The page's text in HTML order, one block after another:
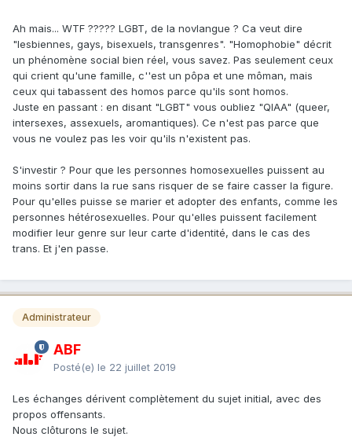
"turbo-bécassines"**) et vos prises de position ineptes
(l'exemple de l'enquête de l'IFLA, relayée ici, est
consternant), vous pouvez toujours trépigner. Vous
dénoncez l'oppression, la ségrégation dont sont l'objet les
homosexuels, c'est très bien et je vous suis. Par contre,
vous semblez très l'aise dans la société telle qu'elle est.
Moi, c'est votre communautarisme étriqué, ce nouveau
conformisme, qui me gonfle : votre hargne à soutenir des
domination, notamment la domination de classe que vous
ignorez, voire que vous méprisez - parce que c'est bien
connu, hein, les prolos sont tous les beaufs et passent
leurs loisirs casser du pédé (ce sont certes pas vos propos
sur ce site mais ceux que j'ai entendu, à plusieurs reprises,
de la bouche de gens comme vous, nouveaux inquisiteurs
l'enseignement supérieur et la recherche. C'est tragique.
(**) Gilles Châtelet.
Ah mais... WTF ????? LGBT, de la novlangue ? Ca veut dire
"lesbiennes, gays, bisexuels, transgenres". "Homophobie" décrit
un phénomène social bien réel, vous savez. Pas seulement ceux
qui crient qu'une famille, c''est un pôpa et une môman, mais
ceux qui tabassent des homos parce qu'ils sont homos.
Juste en passant : en disant "LGBT" vous oubliez "QIAA" (queer,
intersexes, assexuels, aromantiques). Ce n'est pas parce que
vous ne voulez pas les voir qu'ils n'existent pas.
S'investir ? Pour que les personnes homosexuelles puissent au
moins sortir dans la rue sans risquer de se faire casser la figure.
Pour qu'elles puisse se marier et adopter des enfants, comme les
personnes hétérosexuelles. Pour qu'elles puissent facilement
modifier leur genre sur leur carte d'identité, dans le cas des
trans. Et j'en passe.
Administrateur
ABF
Posté(e) le 22 juillet 2019
Les échanges dérivent complètement du sujet initial, avec des
propos offensants.
Nous clôturons le sujet.